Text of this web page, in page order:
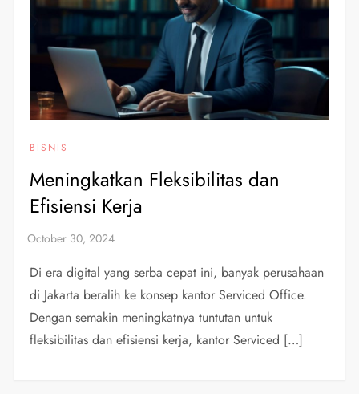
BISNIS
Meningkatkan Fleksibilitas dan
Efisiensi Kerja
Di era digital yang serba cepat ini, banyak perusahaan
di Jakarta beralih ke konsep kantor Serviced Office.
Dengan semakin meningkatnya tuntutan untuk
fleksibilitas dan efisiensi kerja, kantor Serviced […]